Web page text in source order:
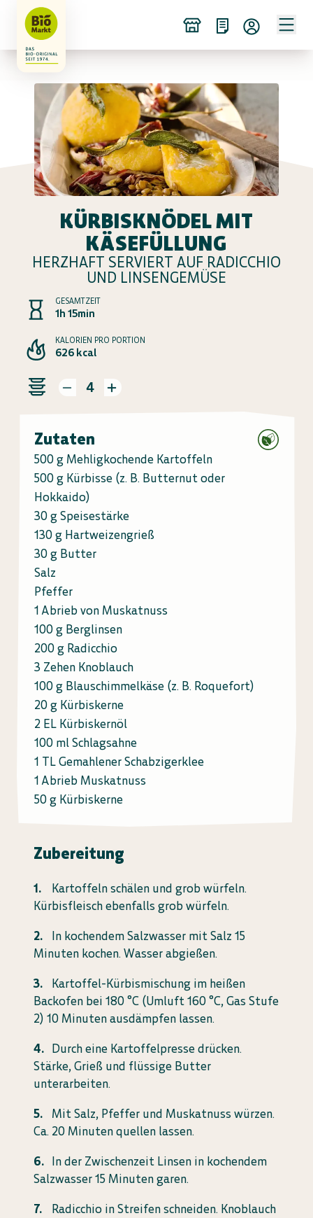
KÜRBISKNÖDEL MIT
KÄSEFÜLLUNG
HERZHAFT SERVIERT AUF RADICCHIO
UND LINSENGEMÜSE
GESAMTZEIT
1h 15min
KALORIEN PRO PORTION
626 kcal
4
Zutaten
500 g Mehligkochende Kartoffeln
500 g Kürbisse (z. B. Butternut oder
Hokkaido)
30 g Speisestärke
130 g Hartweizengrieß
30 g Butter
Salz
Pfeffer
1 Abrieb von Muskatnuss
100 g Berglinsen
200 g Radicchio
3 Zehen Knoblauch
100 g Blauschimmelkäse (z. B. Roquefort)
20 g Kürbiskerne
2 EL Kürbiskernöl
100 ml Schlagsahne
1 TL Gemahlener Schabzigerklee
1 Abrieb Muskatnuss
50 g Kürbiskerne
Zubereitung
Kartoffeln schälen und grob würfeln.
Kürbisfleisch ebenfalls grob würfeln.
In kochendem Salzwasser mit Salz 15
Minuten kochen. Wasser abgießen.
Kartoffel-Kürbismischung im heißen
Backofen bei 180 °C (Umluft 160 °C, Gas Stufe
2) 10 Minuten ausdämpfen lassen.
Durch eine Kartoffelpresse drücken.
Stärke, Grieß und flüssige Butter
unterarbeiten.
Mit Salz, Pfeffer und Muskatnuss würzen.
Ca. 20 Minuten quellen lassen.
In der Zwischenzeit Linsen in kochendem
Salzwasser 15 Minuten garen.
Radicchio in Streifen schneiden. Knoblauch